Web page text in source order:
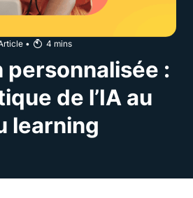
• 4 mins
personnalisée :
de l’IA au
learning